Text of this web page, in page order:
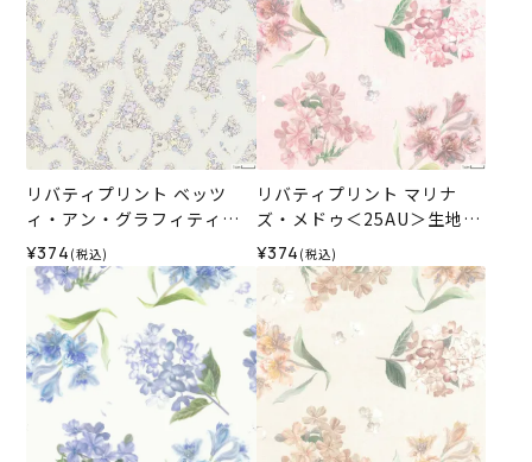
リバティプリント ベッツ
ィ・アン・グラフィティ＜X
E＞生地 （リバティ・ファ
ブリックス）2025SS
¥374 (税込)
リバティプリント マリナ
ズ・メドゥ＜25AU＞生地
（リバティ・ファブリック
ス）2025SS
¥374 (税込)